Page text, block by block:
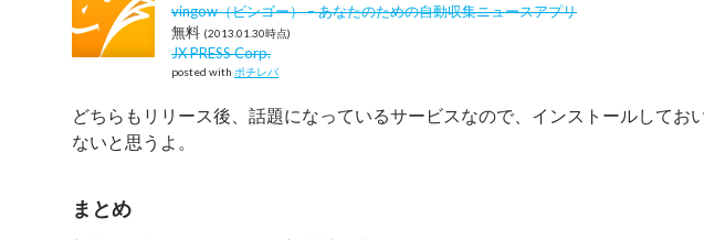
vingow（ビンゴー） – あなたのための自動収集ニュースアプリ
無料 (2013.01.30時点)
JX PRESS Corp.
posted with ポチレバ
どちらもリリース後、話題になっているサービスなので、インストールしてお
ないと思うよ。
まとめ